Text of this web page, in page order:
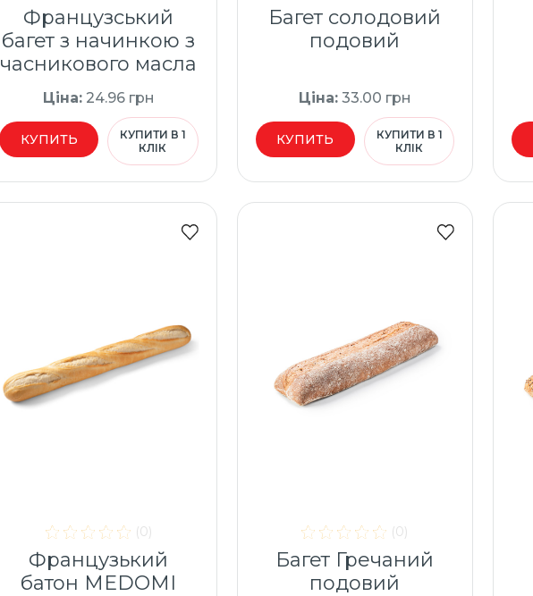
Французський
багет з начинкою з
часникового масла
Ціна:24.96 грн
КУПИТЬ
КУПИТИ В 1
КЛІК
Багет солодовий
подовий
Ціна:33.00 грн
КУПИТЬ
КУПИТИ В 1
КЛІК
(0)
Французький
батон MEDOMІ
(0)
Багет Гречаний
подовий